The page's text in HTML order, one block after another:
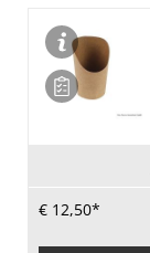
€ 12,50*